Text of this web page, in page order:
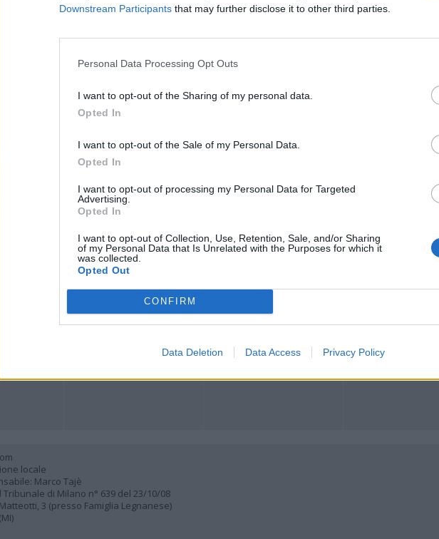
Downstream Participants that may further disclose it to other third parties.
Personal Data Processing Opt Outs
I want to opt-out of the Sharing of my personal data.
Opted In
I want to opt-out of the Sale of my Personal Data.
Opted In
I want to opt-out of processing my Personal Data for Targeted
Advertising.
Opted In
I want to opt-out of Collection, Use, Retention, Sale, and/or Sharing
of my Personal Data that Is Unrelated with the Purposes for which it
was collected.
Opted Out
CONFIRM
Data Deletion Data Access Privacy Policy
1 di 10
Accorsi di Legnano il bar “Terzo tempo”, un hub sociale per tutte le età
Registrati Redazione Invia notizia Feed RSS Facebook
TERRITORI
Legnano
Gallerie Fotografiche
Foto dei lettori
locale
Marco Tajè
di Milano n° 639 del 23/10/08
3 (presso Famiglia Legnanese)